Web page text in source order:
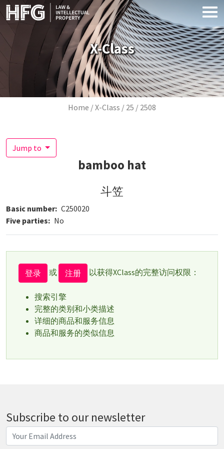
Skip to main content
X-Class
Breadcrumb
Home X-Class 25 2508
Jump to
bamboo hat
斗笠
Basic number C250020
Five parties
No
登录 或 注册 以获得XClass的完整访问权限：
搜索引擎
完整的类别和小类描述
详细的商品和服务信息
商品和服务的类似信息
Subscribe to our newsletter